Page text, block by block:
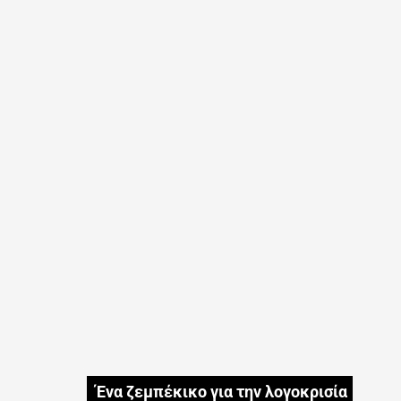
Ένα ζεμπέκικο για την λογοκρισία